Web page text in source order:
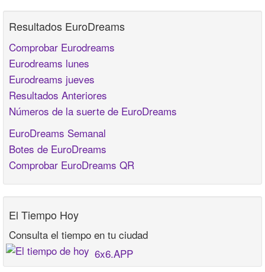
Resultados EuroDreams
Comprobar Eurodreams
Eurodreams lunes
Eurodreams jueves
Resultados Anteriores
Números de la suerte de EuroDreams
EuroDreams Semanal
Botes de EuroDreams
Comprobar EuroDreams QR
El Tiempo Hoy
Consulta el tiempo en tu ciudad
6x6.APP